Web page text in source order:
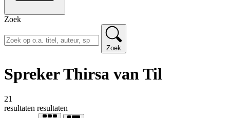
Zoek
Zoek
Spreker Thirsa van Til
21
resultaten resultaten